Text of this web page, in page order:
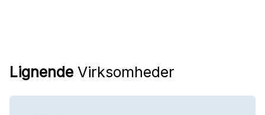
Lignende Virksomheder